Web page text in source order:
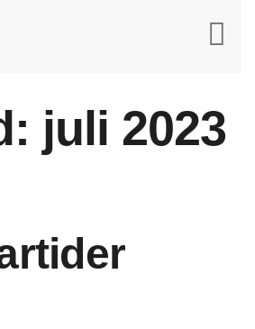
juli 2023